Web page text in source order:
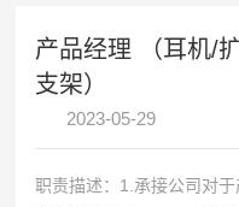
产品经理 （耳机/
支架）
2023-05-29
职责描述：1.承接公司对